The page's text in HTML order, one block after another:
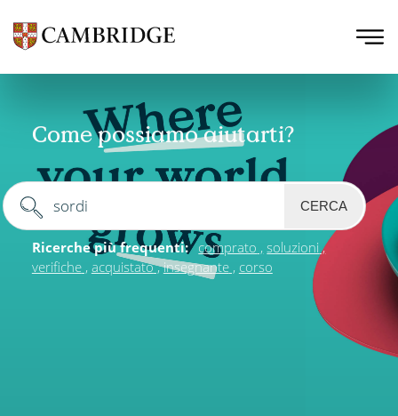
Come possiamo aiutarti?
CERCA
Ricerche più frequenti: comprato
soluzioni
verifiche acquistato insegnante corso